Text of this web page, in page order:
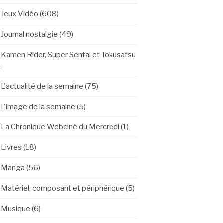
Jeux Vidéo (608)
Journal nostalgie (49)
Kamen Rider, Super Sentai et Tokusatsu
L'actualité de la semaine (75)
L'image de la semaine (5)
La Chronique Webciné du Mercredi (1)
Livres (18)
Manga (56)
Matériel, composant et périphérique (5)
Musique (6)